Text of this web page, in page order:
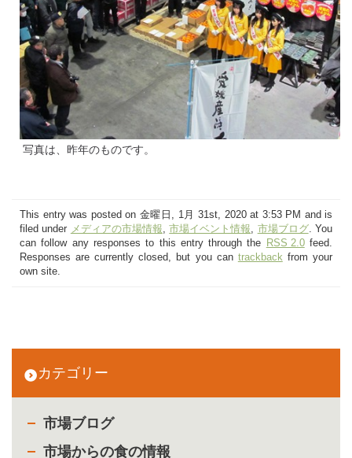
カテゴリー
市場ブログ
市場からの食の情報
写真は、昨年のものです。
This entry was posted on 金曜日, 1月 31st, 2020 at 3:53 PM and is
filed under メディアの市場情報,市場イベント情報, 市場ブログ. You
can follow any responses to this entry through the
RSS 2.0feed.
Responses are currently closed, but you can trackbackfrom your
own site.